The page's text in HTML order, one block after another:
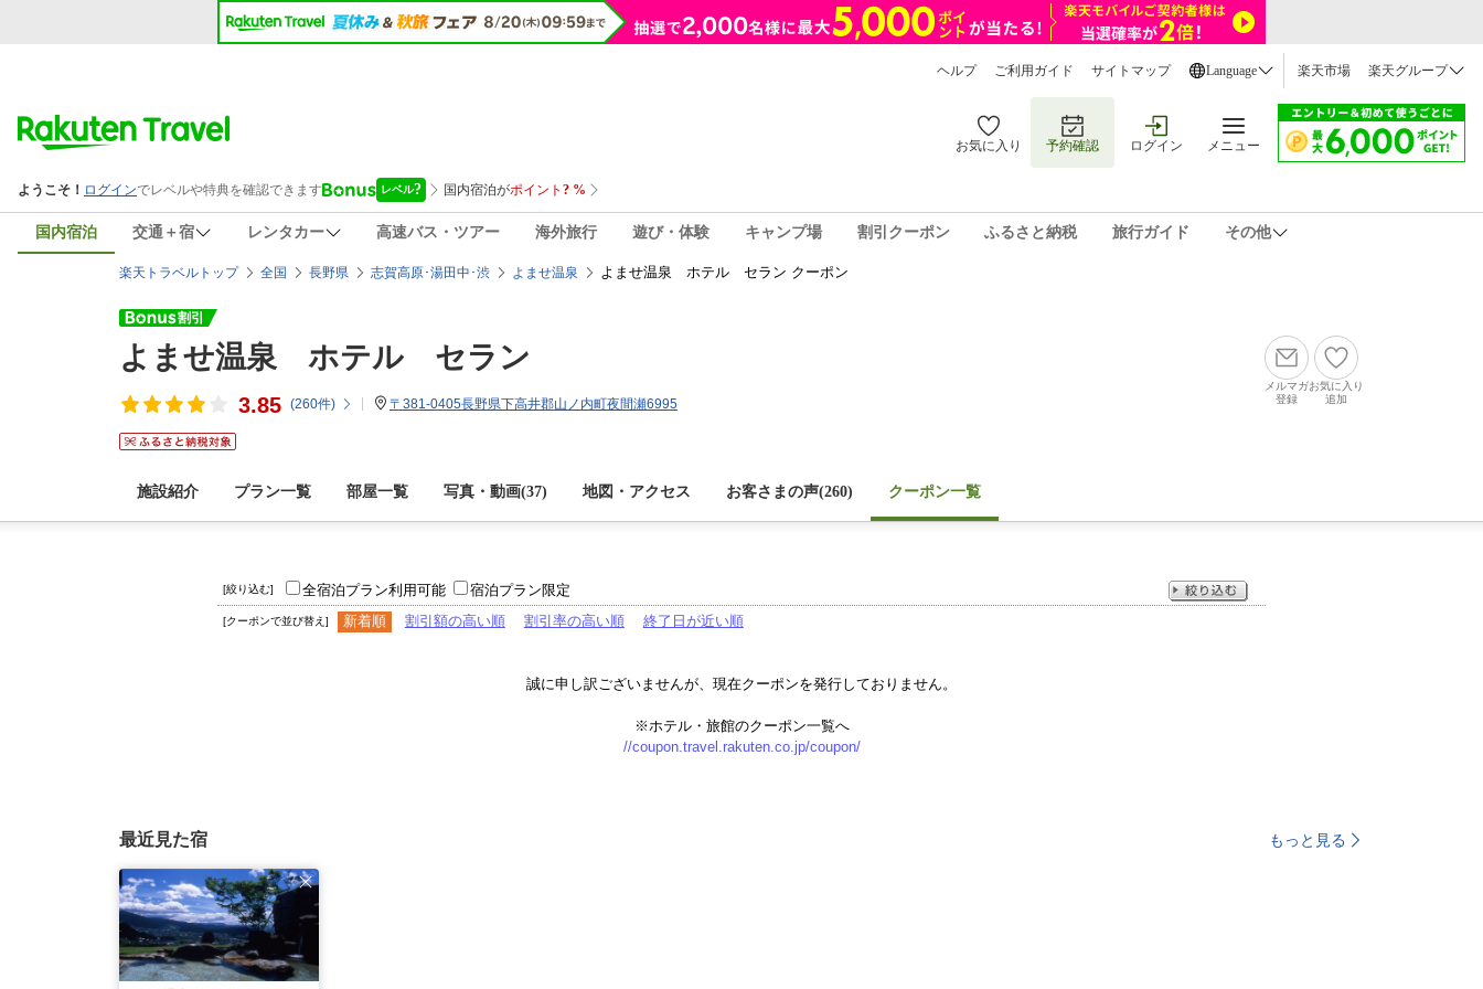
ヘルプ ご利用ガイド サイトマップ Language 楽天市場 楽天グループ
お気に入り 予約確認 ログイン メニュー
国内宿泊 交通＋宿 レンタカー 高速バス・ツアー 海外旅行 遊び・体験 キャンプ場 割引クーポン ふるさと納税 旅行ガイド その他
楽天トラベルトップ 全国 長野県 志賀高原･湯田中･渋 よませ温泉 よませ温泉 ホテル セラン クーポン
よませ温泉 ホテル セラン
3.85 (260件) 〒381-0405長野県下高井郡山ノ内町夜間瀬6995
メルマガ
登録
お気に入り
追加
施設紹介 プラン一覧 部屋一覧 写真・動画(37) 地図・アクセス お客さまの声(260) クーポン一覧
[絞り込む] 全宿泊プラン利用可能 宿泊プラン限定
[クーポンで並び替え] 新着順 割引額の高い順 割引率の高い順 終了日が近い順
誠に申し訳ございませんが、現在クーポンを発行しておりません。
※ホテル・旅館のクーポン一覧へ
//coupon.travel.rakuten.co.jp/coupon/
最近見た宿 もっと見る